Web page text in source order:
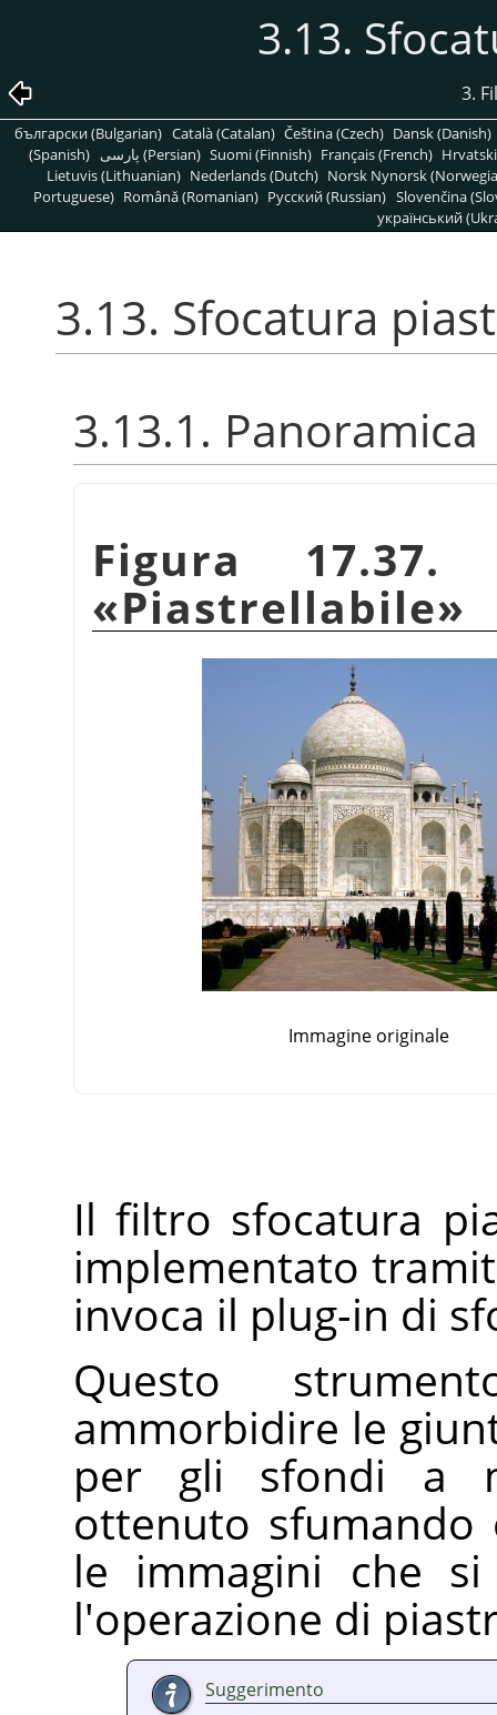
3.13.
3.
български (Bulgarian) Català (Catalan) Čeština (Czech) Dansk (Danish)
(Spanish)
پارسی (Persian) Suomi (Finnish) Français (French)
Lietuvis (Lithuanian) Nederlands (Dutch) Norsk Nynorsk
Portuguese) Română (Romanian) Pусский (Russian) Slovenčina
український
3.13. Sfocatura
3.13.1. Panoramica
Figura
«Piastrellabile»
Immagine originale
Il filtro sfocatura
implementato
invoca il plug-in di
Questo
ammorbidire le
per gli sfondi a
ottenuto
le immagini che
l'operazione di
Suggerimento